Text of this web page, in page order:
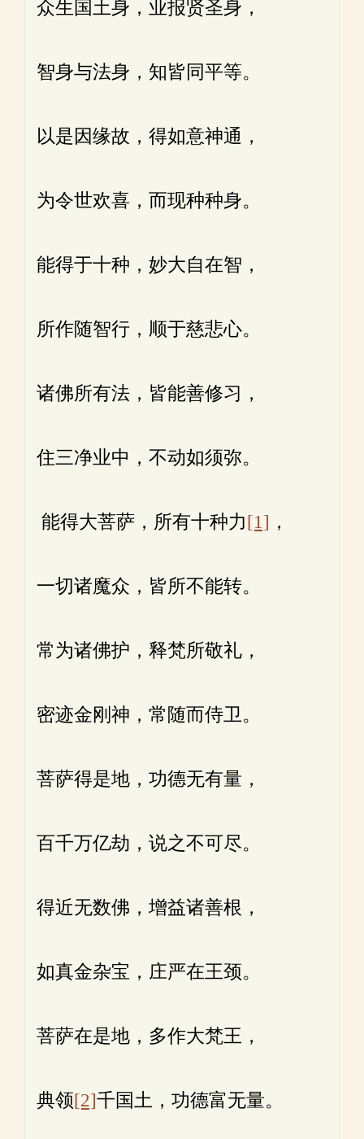
众生国土身，业报贤圣身，
智身与法身，知皆同平等。
以是因缘故，得如意神通，
为令世欢喜，而现种种身。
能得于十种，妙大自在智，
所作随智行，顺于慈悲心。
诸佛所有法，皆能善修习，
住三净业中，不动如须弥。
能得大菩萨，所有十种力[1] ，
一切诸魔众，皆所不能转。
常为诸佛护，释梵所敬礼，
密迹金刚神，常随而侍卫。
菩萨得是地，功德无有量，
百千万亿劫，说之不可尽。
得近无数佛，增益诸善根，
如真金杂宝，庄严在王颈。
菩萨在是地，多作大梵王，
典领[2]千国土，功德富无量。